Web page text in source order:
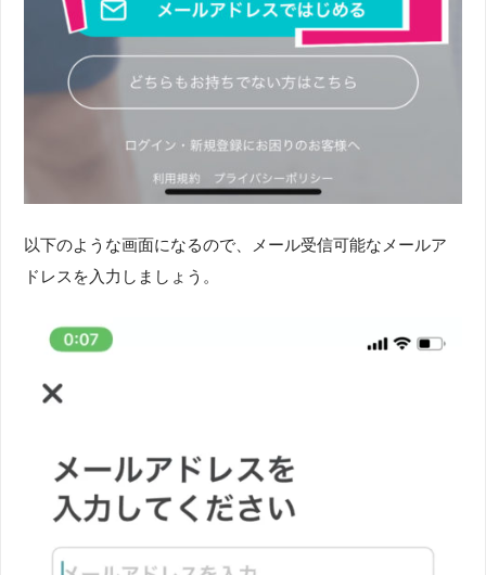
以下のような画面になるので、メール受信可能なメールア
ドレスを入力しましょう。